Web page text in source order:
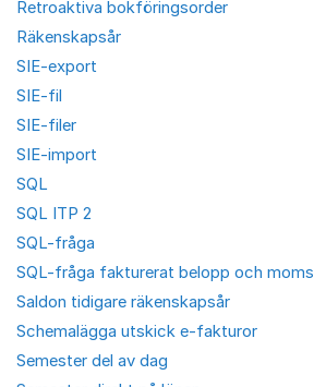
Retroaktiva bokföringsorder
Räkenskapsår
SIE-export
SIE-fil
SIE-filer
SIE-import
SQL
SQL ITP 2
SQL-fråga
SQL-fråga fakturerat belopp och moms
Saldon tidigare räkenskapsår
Schemalägga utskick e-fakturor
Semester del av dag